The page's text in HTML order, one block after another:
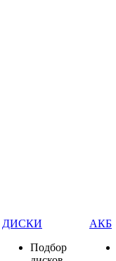
ДИСКИ
Подбор
АКБ